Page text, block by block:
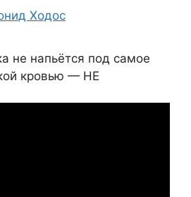
Ходос
не напьётся под самое
кровью — НЕ